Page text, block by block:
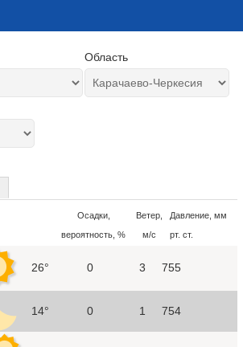
Область
Осадки,
вероятность, %
Ветер,
м/с
Давление, мм
рт. ст.
26° 0 3 755
14° 0 1 754